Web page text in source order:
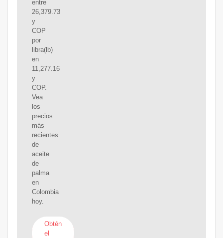
entre
26,379.73
y
COP
por
libra(lb)
en
11,277.16
y
COP.
Vea
los
precios
más
recientes
de
aceite
de
palma
en
Colombia
hoy.
Obtén
el